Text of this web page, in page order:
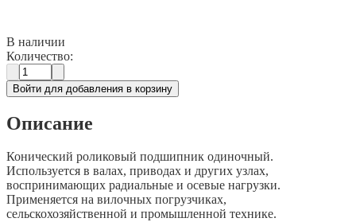
В наличии
Количество:
Войти для добавления в корзину
Описание
Конический роликовый подшипник одиночный.
Используется в валах, приводах и других узлах,
воспринимающих радиальные и осевые нагрузки.
Применяется на вилочных погрузчиках,
сельскохозяйственной и промышленной технике.